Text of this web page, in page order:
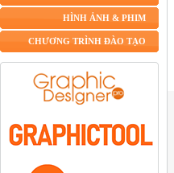
HÌNH ẢNH & PHIM
CHƯƠNG TRÌNH ĐÀO TẠO